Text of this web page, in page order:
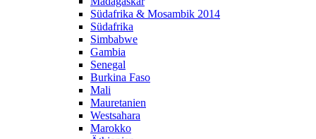
Südafrika & Mosambik 2014
Südafrika
Simbabwe
Gambia
Senegal
Burkina Faso
Mali
Mauretanien
Westsahara
Marokko